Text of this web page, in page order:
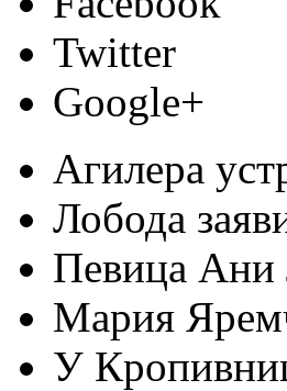
Twitter
Google+
Агилера
Лобода
Певица Ани
Мария
У